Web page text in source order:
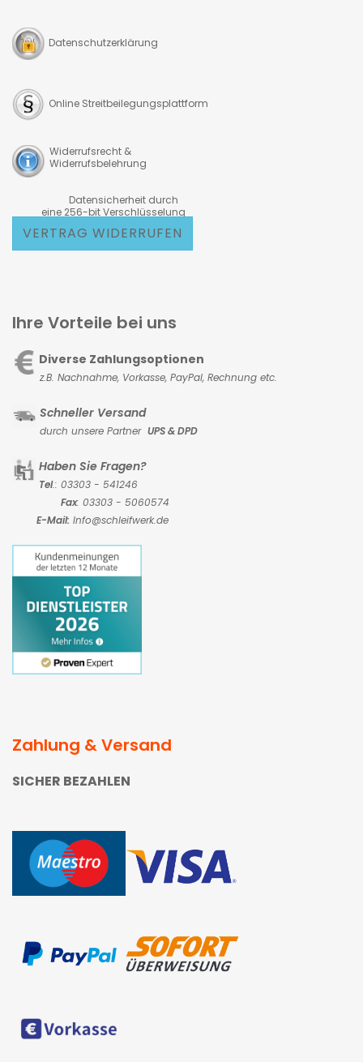
Datenschutzerklärung
Online Streitbeilegungsplattform
Widerrufsrecht &
Widerrufsbelehrung
Datensicherheit durch
eine 256-bit Verschlüsselung
VERTRAG WIDERRUFEN
Ihre Vorteile bei uns
Diverse Zahlungsoptionen
z.B. Nachnahme, Vorkasse, PayPal, Rechnung etc.
Schneller Versand
durch unsere Partner UPS & DPD
Haben Sie Fragen?
Tel.: 03303 - 541246
Fax: 03303 - 5060574
E-Mail: Info@schleifwerk.de
Zahlung & Versand
SICHER BEZAHLEN